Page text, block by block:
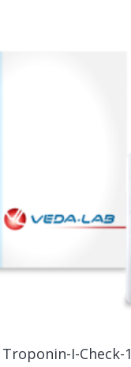
Troponin-I-Check-1